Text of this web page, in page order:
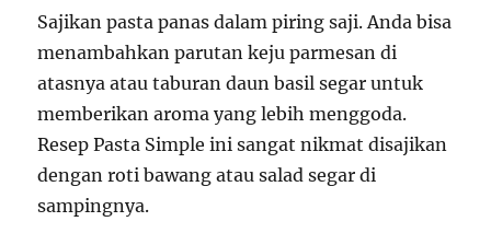
Sajikan pasta panas dalam piring saji. Anda bisa
menambahkan parutan keju parmesan di
atasnya atau taburan daun basil segar untuk
memberikan aroma yang lebih menggoda.
Resep Pasta Simple ini sangat nikmat disajikan
dengan roti bawang atau salad segar di
sampingnya.